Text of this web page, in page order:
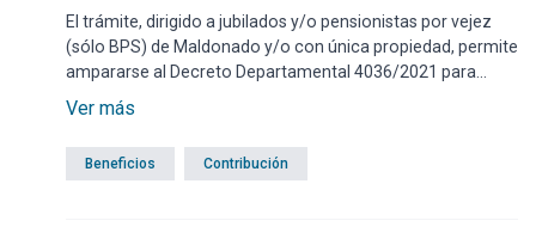
El trámite, dirigido a jubilados y/o pensionistas por vejez
(sólo BPS) de Maldonado y/o con única propiedad, permite
ampararse al Decreto Departamental 4036/2021 para
gestionar la exoneración del impuesto de Contribución
mencionadas en el mismo.
Ver más
Beneficios Contribución